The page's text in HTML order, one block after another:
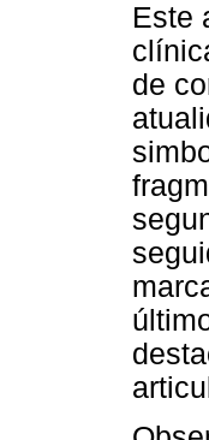
Este
de